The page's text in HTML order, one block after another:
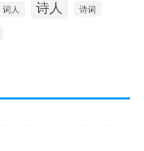
词人 诗人 诗词